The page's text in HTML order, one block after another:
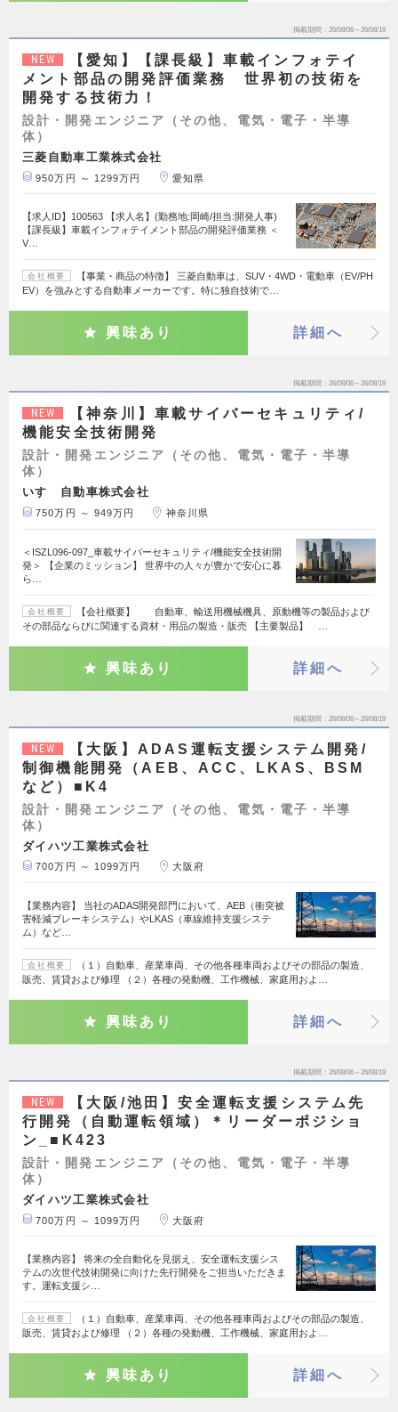
掲載期間 26/08/06～26/08/19
NEW
【愛知】【課長級】車載インフォテイ
メント部品の開発評価業務 世界初の技術を
開発する技術力！
設計・開発エンジニア（その他、電気・電子・半導
体）
三菱自動車工業株式会社
950万円 ～ 1299万円 愛知県
【求人ID】100563 【求人名】(勤務地:岡崎/担当:開発人事)
【課長級】車載インフォテイメント部品の開発評価業務 ＜
V…
会社概要
【事業・商品の特徴】 三菱自動車は、SUV・4WD・電動車（EV/PH
EV）を強みとする自動車メーカーです。特に独自技術で…
興味あり 詳細へ
掲載期間 26/08/06～26/08/19
NEW
【神奈川】車載サイバーセキュリティ/
機能安全技術開発
設計・開発エンジニア（その他、電気・電子・半導
体）
いすゞ自動車株式会社
750万円 ～ 949万円 神奈川県
＜ISZL096-097_車載サイバーセキュリティ/機能安全技術開
発＞ 【企業のミッション】 世界中の人々が豊かで安心に暮
ら…
会社概要
【会社概要】 自動車、輸送用機械機具、原動機等の製品および
その部品ならびに関連する資材・用品の製造・販売 【主要製品】 …
興味あり 詳細へ
掲載期間 26/08/06～26/08/19
NEW
【大阪】ADAS運転支援システム開発/
制御機能開発（AEB、ACC、LKAS、BSM
など）■K4
設計・開発エンジニア（その他、電気・電子・半導
体）
ダイハツ工業株式会社
700万円 ～ 1099万円 大阪府
【業務内容】 当社のADAS開発部門において、AEB（衝突被
害軽減ブレーキシステム）やLKAS（車線維持支援システ
ム）など…
会社概要
（１）自動車、産業車両、その他各種車両およびその部品の製造、
販売、賃貸および修理 （２）各種の発動機、工作機械、家庭用およ…
興味あり 詳細へ
掲載期間 26/08/06～26/08/19
NEW
【大阪/池田】安全運転支援システム先
行開発（自動運転領域）＊リーダーポジショ
ン_■K423
設計・開発エンジニア（その他、電気・電子・半導
体）
ダイハツ工業株式会社
700万円 ～ 1099万円 大阪府
【業務内容】 将来の全自動化を見据え、安全運転支援シス
テムの次世代技術開発に向けた先行開発をご担当いただきま
す。運転支援シ…
会社概要
（１）自動車、産業車両、その他各種車両およびその部品の製造、
販売、賃貸および修理 （２）各種の発動機、工作機械、家庭用およ…
興味あり 詳細へ